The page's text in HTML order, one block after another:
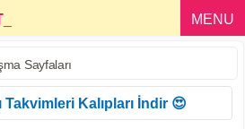
MENU
Sayfaları
Takvimleri Kalıpları İndir 😍